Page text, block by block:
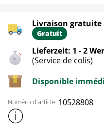
Livraison
Gratuit
Lieferzeit: 1 - 2
(Service de colis)
Disponible
Numéro d'article: 10528808
Afficher plus d'informations